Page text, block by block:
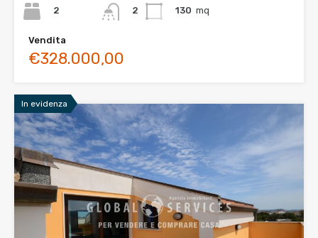
2
2
130 mq
Vendita
€328.000,00
In evidenza